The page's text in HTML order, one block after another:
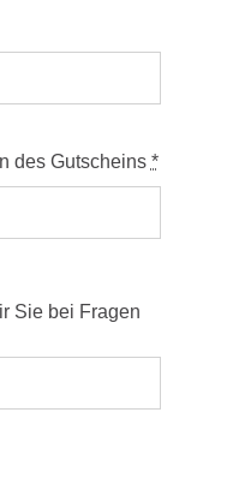
des Gutscheins *
Sie bei Fragen